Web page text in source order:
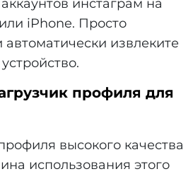
инстаграм на
iPhone. Просто
автоматически извлеките
профиля для
высокого качества
использования этого